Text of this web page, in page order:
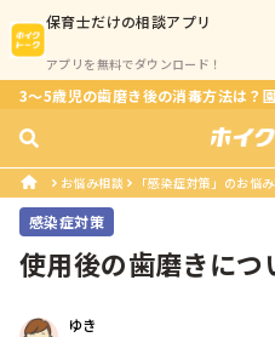
保育士だけの相談アプリ
アプリを無料でダウンロード！
3〜5歳児の歯磨き後の消毒方法は？
お悩み相談 「感染症対策」のお悩
感染症対策
使用後の歯磨きにつ
ゆき